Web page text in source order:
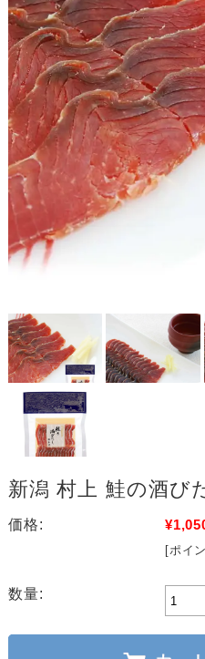
新潟 村上 鮭の酒び
価格:
[ポイ
数量: